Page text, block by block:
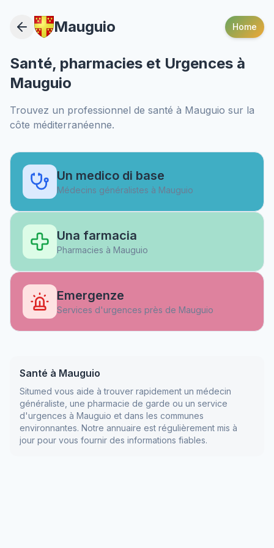
Mauguio Home
Santé, pharmacies et Urgences à
Mauguio
Trouvez un professionnel de santé à Mauguio sur la
côte méditerranéenne.
Un medico di base
Médecins généralistes à Mauguio
Una farmacia
Pharmacies à Mauguio
Emergenze
Services d'urgences près de Mauguio
Santé à Mauguio
Situmed vous aide à trouver rapidement un médecin
généraliste, une pharmacie de garde ou un service
d'urgences à Mauguio et dans les communes
environnantes. Notre annuaire est régulièrement mis à
jour pour vous fournir des informations fiables.